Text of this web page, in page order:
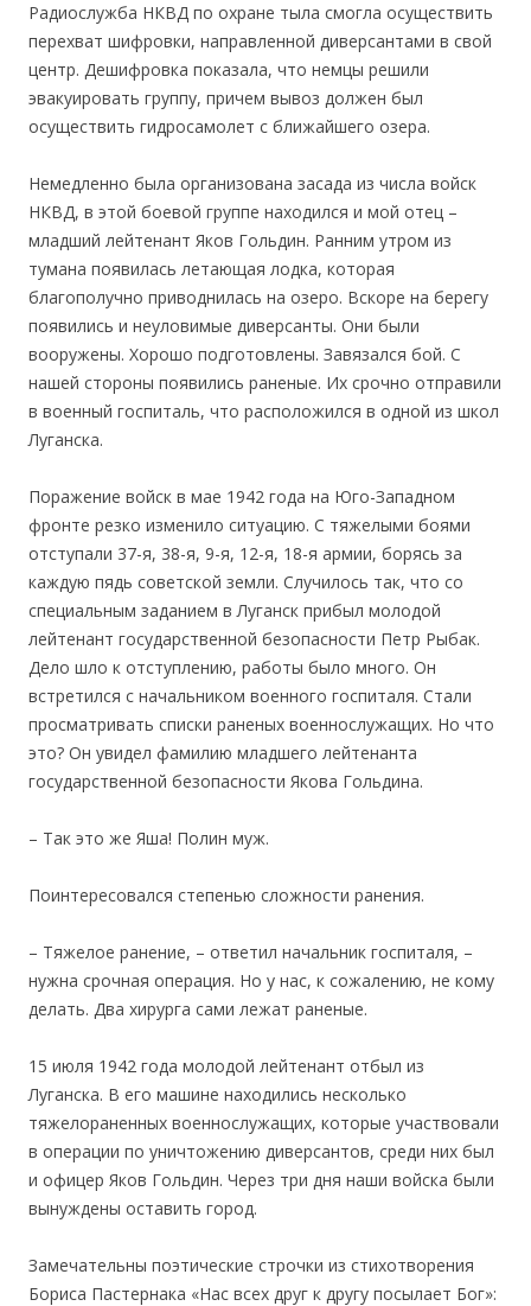
Радиослужба НКВД по охране тыла смогла осуществить
перехват шифровки, направленной диверсантами в свой
центр. Дешифровка показала, что немцы решили
эвакуировать группу, причем вывоз должен был
осуществить гидросамолет с ближайшего озера.
Немедленно была организована засада из числа войск
НКВД, в этой боевой группе находился и мой отец –
младший лейтенант Яков Гольдин. Ранним утром из
тумана появилась летающая лодка, которая
благополучно приводнилась на озеро. Вскоре на берегу
появились и неуловимые диверсанты. Они были
вооружены. Хорошо подготовлены. Завязался бой. С
нашей стороны появились раненые. Их срочно отправили
в военный госпиталь, что расположился в одной из школ
Луганска.
Поражение войск в мае 1942 года на Юго-Западном
фронте резко изменило ситуацию. С тяжелыми боями
отступали 37-я, 38-я, 9-я, 12-я, 18-я армии, борясь за
каждую пядь советской земли. Случилось так, что со
специальным заданием в Луганск прибыл молодой
лейтенант государственной безопасности Петр Рыбак.
Дело шло к отступлению, работы было много. Он
встретился с начальником военного госпиталя. Стали
просматривать списки раненых военнослужащих. Но что
это? Он увидел фамилию младшего лейтенанта
государственной безопасности Якова Гольдина.
– Так это же Яша! Полин муж.
Поинтересовался степенью сложности ранения.
– Тяжелое ранение, – ответил начальник госпиталя, –
нужна срочная операция. Но у нас, к сожалению, не кому
делать. Два хирурга сами лежат раненые.
15 июля 1942 года мoлодой лейтенант отбыл из
Луганска. В его машине находились несколько
тяжелораненных военнослужащих, которые участвовали
в операции по уничтожению диверсантов, среди них был
и офицер Яков Гольдин. Через три дня наши войска были
вынуждены оставить город.
Замечательны поэтические строчки из стихотворения
Бориса Пастернака «Нас всех друг к другу посылает Бог»: